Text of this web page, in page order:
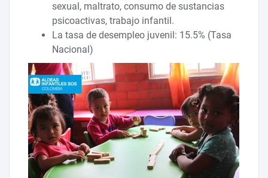
sexual, maltrato, consumo de sustancias
psicoactivas, trabajo infantil.
La tasa de desempleo juvenil: 15.5% (Tasa
Nacional)